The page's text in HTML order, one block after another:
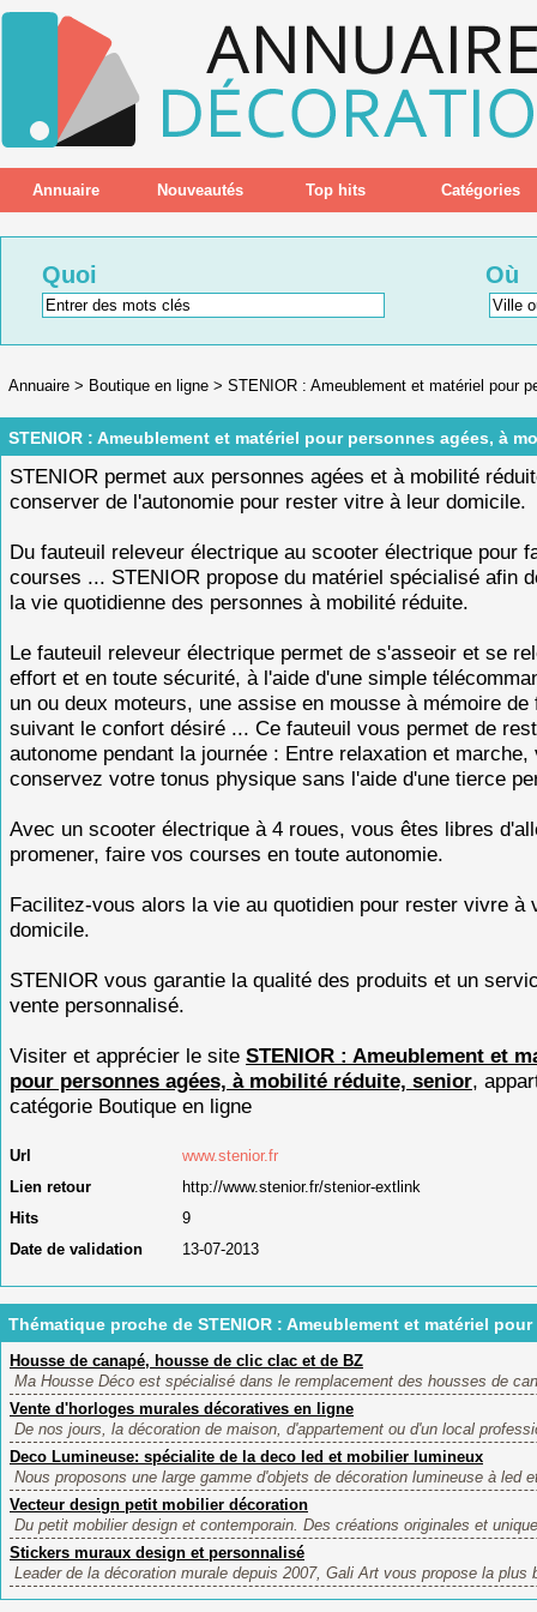
Annuaire Nouveautés Top hits Catégories
Quoi Où
Annuaire > Boutique en ligne > STENIOR : Ameublement et matériel pour
STENIOR : Ameublement et matériel pour personnes agées, à
STENIOR permet aux personnes agées et à mobilité
conserver de l'autonomie pour rester vitre à leur domicile.
Du fauteuil releveur électrique au scooter électrique pour
courses ... STENIOR propose du matériel spécialisé afin
la vie quotidienne des personnes à mobilité réduite.
Le fauteuil releveur électrique permet de s'asseoir et se
effort et en toute sécurité, à l'aide d'une simple
un ou deux moteurs, une assise en mousse à mémoire de
suivant le confort désiré ... Ce fauteuil vous permet de
autonome pendant la journée : Entre relaxation et marche,
conservez votre tonus physique sans l'aide d'une tierce
Avec un scooter électrique à 4 roues, vous êtes libres
promener, faire vos courses en toute autonomie.
Facilitez-vous alors la vie au quotidien pour rester vivre à
domicile.
STENIOR vous garantie la qualité des produits et un
vente personnalisé.
Visiter et apprécier le site STENIOR : Ameublement et
pour personnes agées, à mobilité réduite, senior,
catégorie Boutique en ligne
Url
www.stenior.fr
Lien retour
http://www.stenior.fr/stenior-extlink
Hits
9
Date de validation
13-07-2013
Thématique proche de STENIOR : Ameublement et matériel
Housse de canapé, housse de clic clac et de BZ
Ma Housse Déco est spécialisé dans le remplacement des housses de
Vente d'horloges murales décoratives en ligne
De nos jours, la décoration de maison, d'appartement ou d'un local
Deco Lumineuse: spécialite de la deco led et mobilier lumineux
Nous proposons une large gamme d'objets de décoration lumineuse à led
Vecteur design petit mobilier décoration
Du petit mobilier design et contemporain. Des créations originales et
Stickers muraux design et personnalisé
Leader de la décoration murale depuis 2007, Gali Art vous propose la plus